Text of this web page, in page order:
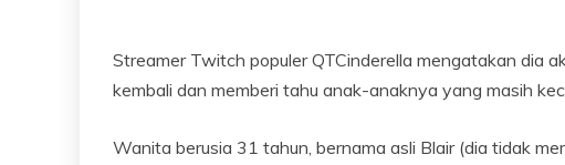
Streamer Twitch populer QTCinderella mengatakan dia
kembali dan memberi tahu anak-anaknya yang masih
Wanita berusia 31 tahun, bernama asli Blair (dia tidak